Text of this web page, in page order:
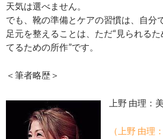
天気は選べません。
でも、靴の準備とケアの習慣は、自分
足元を整えることは、ただ“見られる
てるための所作”です。
＜筆者略歴＞
上野 由理：
（上野 由理